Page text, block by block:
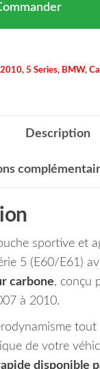
, 5 Series, BMW,
Description
sportive et
5 (E60/E61)
carbone, conçu
à 2010.
de votre
disponible